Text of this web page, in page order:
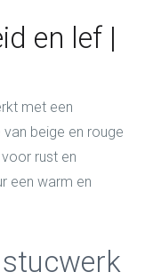
en lef |
met een
beige en rouge
rust en
een warm en